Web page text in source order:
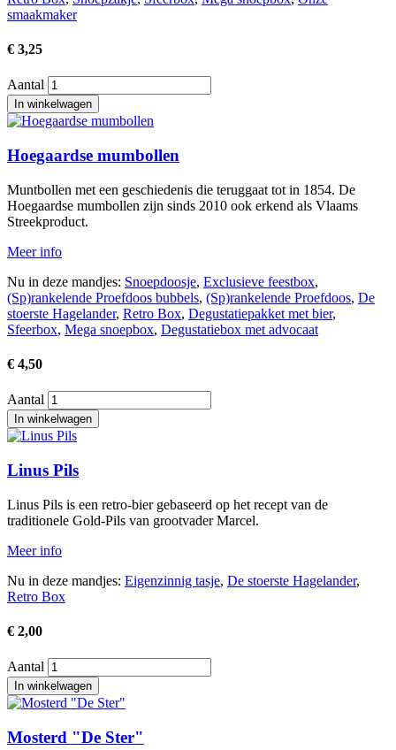
smaakmaker
€ 3,25
Aantal
Afbeelding
Hoegaardse mumbollen
Muntbollen met een geschiedenis die teruggaat tot in 1854. De
Hoegaardse mumbollen zijn sinds 2010 ook erkend als Vlaams
Streekproduct.
Meer info
Nu in deze mandjes: Snoepdoosje, Exclusieve feestbox,
(Sp)rankelende Proefdoos bubbels, (Sp)rankelende Proefdoos, De
stoerste Hagelander, Retro Box, Degustatiepakket met bier,
Sfeerbox, Mega snoepbox, Degustatiebox met advocaat
€ 4,50
Aantal
Afbeelding
Linus Pils
Linus Pils is een retro-bier gebaseerd op het recept van de
traditionele Gold-Pils van grootvader Marcel.
Meer info
Nu in deze mandjes: Eigenzinnig tasje, De stoerste Hagelander,
Retro Box
€ 2,00
Aantal
Afbeelding
Mosterd "De Ster"